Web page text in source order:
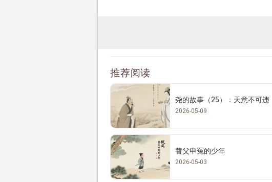
推荐阅读
尧的故事（25）：天意不可违
2026-05-09
替父申冤的少年
2026-05-03